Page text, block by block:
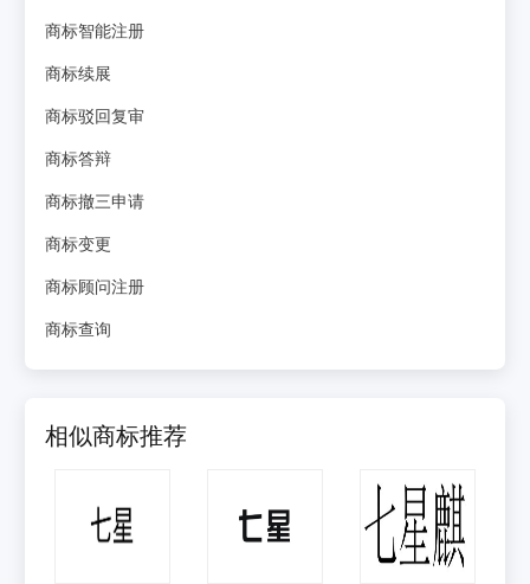
商标智能注册
商标续展
商标驳回复审
商标答辩
商标撤三申请
商标变更
商标顾问注册
商标查询
相似商标推荐